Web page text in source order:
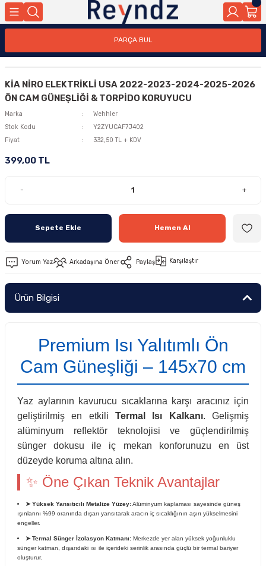
PARÇA BUL
KİA NİRO ELEKTRİKLİ USA 2022-2023-2024-2025-2026
ÖN CAM GÜNEŞLİĞİ & TORPİDO KORUYUCU
Marka
Wehhler
Stok Kodu
Y2ZYUCAF7J402
Fiyat
332,50 TL + KDV
399,00 TL
- +
Sepete Ekle Hemen Al
Yorum Yaz Arkadaşına Öner Paylaş Karşılaştır
Ürün Bilgisi
Premium Isı Yalıtımlı Ön
Cam Güneşliği – 145x70 cm
Yaz aylarının kavurucu sıcaklarına karşı aracınız için
geliştirilmiş en etkili Termal Isı Kalkanı. Gelişmiş
alüminyum reflektör teknolojisi ve güçlendirilmiş
sünger dokusu ile iç mekan konforunuzu en üst
düzeyde koruma altına alın.
✨ Öne Çıkan Teknik Avantajlar
➤ Yüksek Yansıtıcılı Metalize Yüzey:Alüminyum kaplaması sayesinde güneş
ışınlarını %99 oranında dışarı yansıtarak aracın iç sıcaklığının aşırı yükselmesini
engeller.
➤ Termal Sünger İzolasyon Katmanı: Merkezde yer alan yüksek yoğunluklu
sünger katman, dışarıdaki ısı ile içerideki serinlik arasında güçlü bir termal bariyer
oluşturur.